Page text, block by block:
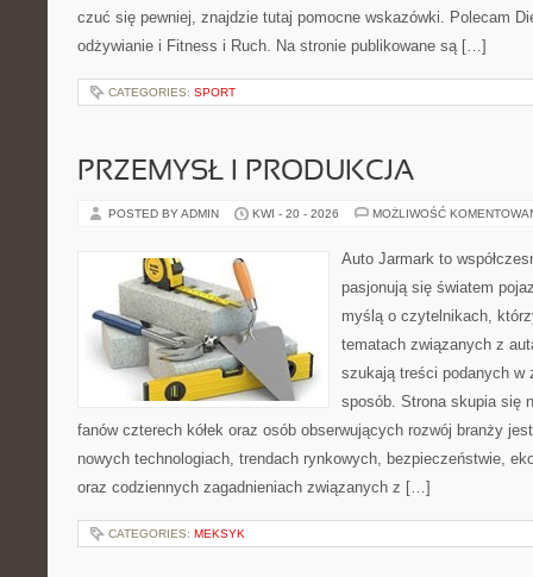
czuć się pewniej, znajdzie tutaj pomocne wskazówki. Polecam
odżywianie i Fitness i Ruch. Na stronie publikowane są […]
CATEGORIES: SPORT
PRZEMYSŁ I PRODUKCJA
POSTED BY ADMIN KWI - 20 - 2026 MOŻLIWOŚĆ
Auto Jarmark to
pasjonują się światem
myślą o czytelnikach,
tematach związanych z
szukają treści podanych w
sposób. Strona skupia się
fanów czterech kółek oraz osób obserwujących rozwój branży
nowych technologiach, trendach rynkowych, bezpieczeństwie,
oraz codziennych zagadnieniach związanych z […]
CATEGORIES: MEKSYK